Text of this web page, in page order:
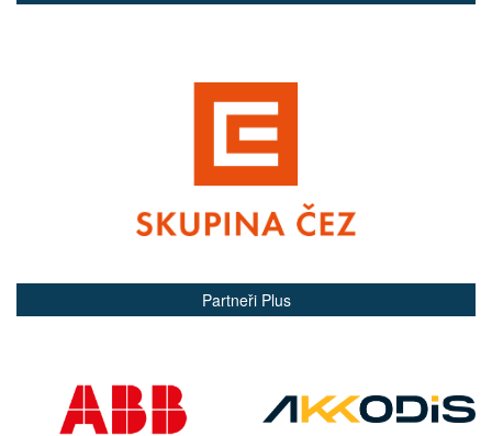
Partneři Plus